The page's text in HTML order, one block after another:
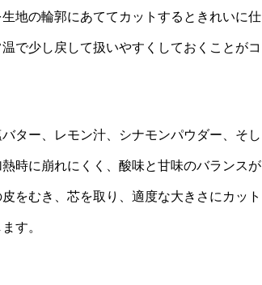
地の輪郭にあててカットするときれいに仕
で少し戻して扱いやすくしておくことがコ
ター、レモン汁、シナモンパウダー、そし
時に崩れにくく、酸味と甘味のバランスが
をむき、芯を取り、適度な大きさにカット
す。